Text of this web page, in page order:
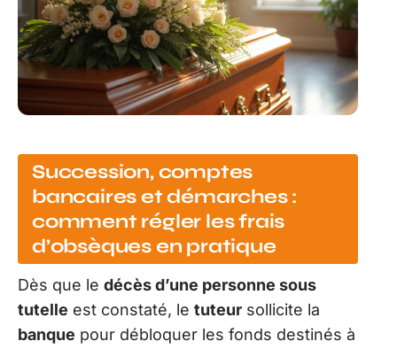
Succession, comptes
bancaires et démarches :
comment régler les frais
d’obsèques en pratique
Dès que le décès d’une personne sous
tutelle est constaté, le tuteur sollicite la
banque pour débloquer les fonds destinés à